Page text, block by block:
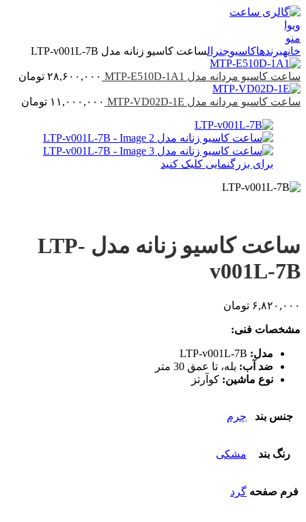
منو
خانهبرندهاکاسیوجنرالساعت کاسیو زنانه مدل LTP-v001L-7B
ساعت کاسیو مردانه مدل MTP-E510D-1A1 ۲۸,۶۰۰,۰۰۰ تومان
ساعت کاسیو مردانه مدل MTP-VD02D-1E ۱۱,۰۰۰,۰۰۰ تومان
برای بزرگنمایی کلیک کنید
ساعت کاسیو زنانه مدل LTP-
v001L-7B
۶,۸۲۰,۰۰۰ تومان
مشخصات فنی:
مدل:
ضد آب: بله، تا عمق 30 متر
نوع ماشین: کوآرتز
جنس بند چرم
رنگ بند مشکی
فرم صفحه گرد